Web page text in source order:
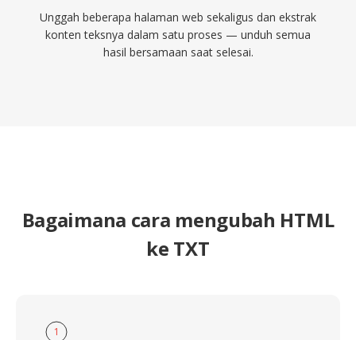
Unggah beberapa halaman web sekaligus dan ekstrak
konten teksnya dalam satu proses — unduh semua
hasil bersamaan saat selesai.
Bagaimana cara mengubah HTML
ke TXT
1